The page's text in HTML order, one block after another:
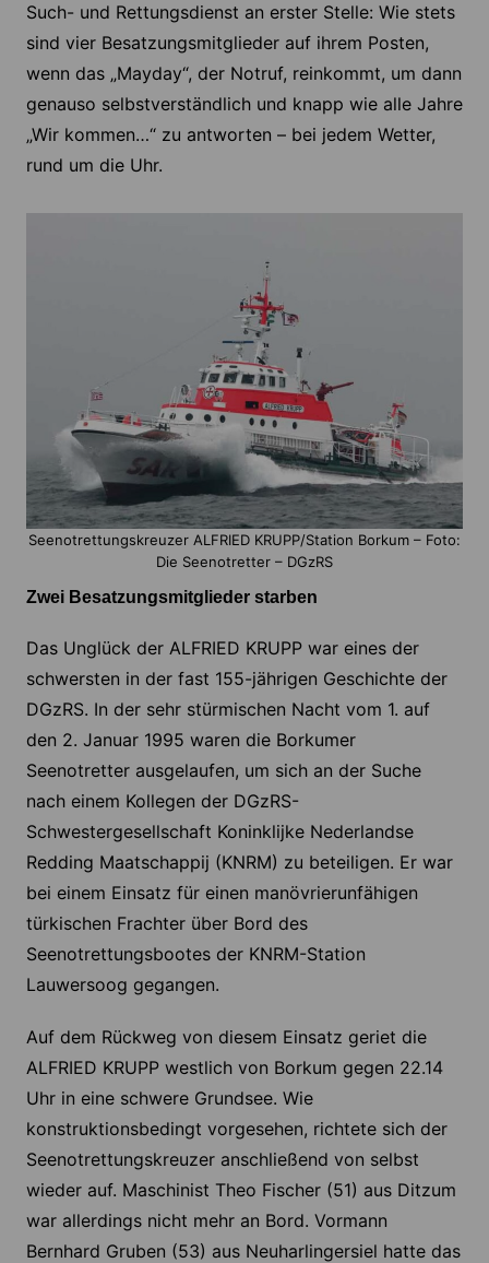
Such- und Rettungsdienst an erster Stelle: Wie stets
sind vier Besatzungsmitglieder auf ihrem Posten,
wenn das „Mayday“, der Notruf, reinkommt, um dann
genauso selbstverständlich und knapp wie alle Jahre
„Wir kommen…“ zu antworten – bei jedem Wetter,
rund um die Uhr.
Seenotrettungskreuzer ALFRIED KRUPP/Station Borkum – Foto:
Die Seenotretter – DGzRS
Zwei Besatzungsmitglieder starben
Das Unglück der ALFRIED KRUPP war eines der
schwersten in der fast 155-jährigen Geschichte der
DGzRS. In der sehr stürmischen Nacht vom 1. auf
den 2. Januar 1995 waren die Borkumer
Seenotretter ausgelaufen, um sich an der Suche
nach einem Kollegen der DGzRS-
Schwestergesellschaft Koninklijke Nederlandse
Redding Maatschappij (KNRM) zu beteiligen. Er war
bei einem Einsatz für einen manövrierunfähigen
türkischen Frachter über Bord des
Seenotrettungsbootes der KNRM-Station
Lauwersoog gegangen.
Auf dem Rückweg von diesem Einsatz geriet die
ALFRIED KRUPP westlich von Borkum gegen 22.14
Uhr in eine schwere Grundsee. Wie
konstruktionsbedingt vorgesehen, richtete sich der
Seenotrettungskreuzer anschließend von selbst
wieder auf. Maschinist Theo Fischer (51) aus Ditzum
war allerdings nicht mehr an Bord. Vormann
Bernhard Gruben (53) aus Neuharlingersiel hatte das